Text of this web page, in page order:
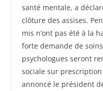
santé mentale, a
clôture des assises.
mis n’ont pas été à la
forte demande de
psychologues seront
sociale sur prescription
annoncé le président